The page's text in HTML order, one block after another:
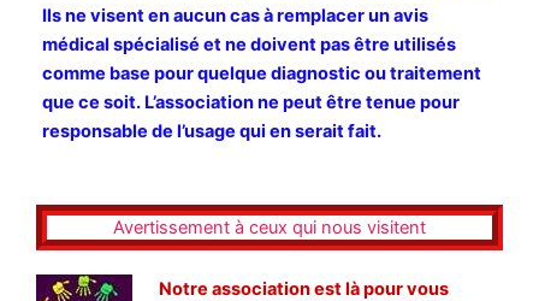
Ils ne visent en aucun cas à remplacer un avis
médical spécialisé et ne doivent pas être utilisés
comme base pour quelque diagnostic ou traitement
que ce soit. L’association ne peut être tenue pour
responsable de l’usage qui en serait fait.
Avertissement à ceux qui nous visitent
Notre association est là pour vous